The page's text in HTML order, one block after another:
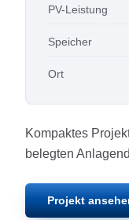
PV-Leistung
Speicher
Ort
Kompaktes
belegten
Projekt